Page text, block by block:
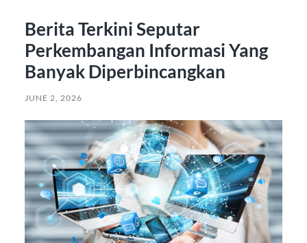
Berita Terkini Seputar
Perkembangan Informasi Yang
Banyak Diperbincangkan
JUNE 2, 2026